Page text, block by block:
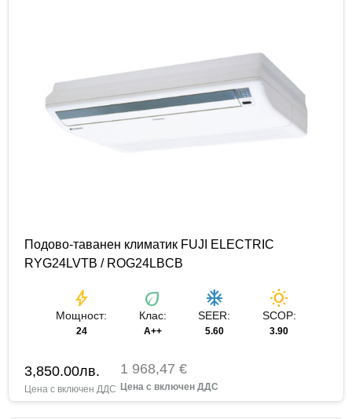
Подово-таванен климатик FUJI ELECTRIC
RYG24LVTB / ROG24LBCB
bolt
Мощност:
24
eco
Клас:
A++
ac_unit
SEER:
5.60
wb_sunny
SCOP:
3.90
3,850.00лв. 1 968,47 €